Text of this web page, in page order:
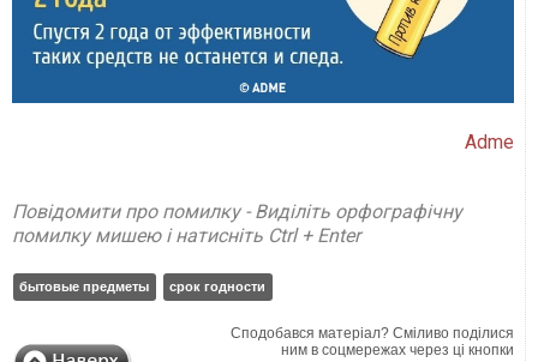
Аdme
Повідомити про помилку - Виділіть орфографічну
помилку мишею і натисніть Ctrl + Enter
бытовые предметы срок годности
Сподобався матеріал? Сміливо поділися
ним в соцмережах через ці кнопки